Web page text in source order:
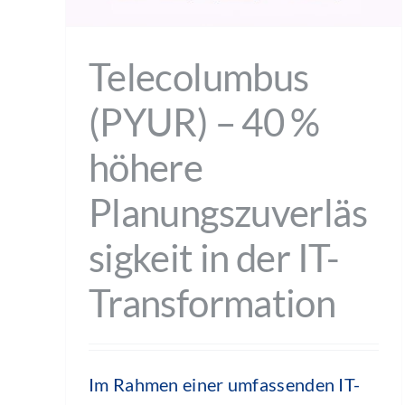
Telecolumbus
(PYUR) – 40 %
höhere
Planungszuverläs
sigkeit in der IT-
Transformation
Im Rahmen einer umfassenden IT-